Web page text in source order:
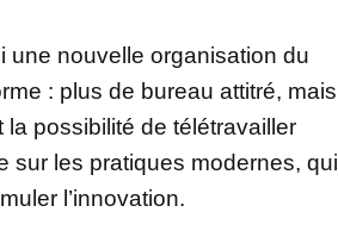
nouvelle organisation du
: plus de bureau attitré, mais
possibilité de télétravailler
sur les pratiques modernes, qui
l’innovation.